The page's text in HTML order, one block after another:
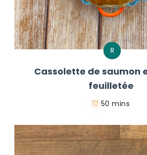
R
Cassolette de saumon
feuilletée
50 mins